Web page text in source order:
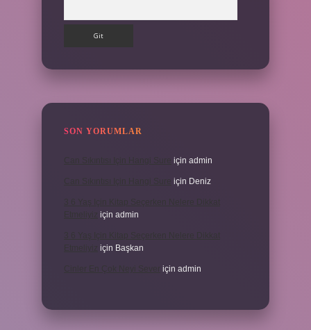
SON YORUMLAR
için admin
için Deniz
için admin
için Başkan
için admin